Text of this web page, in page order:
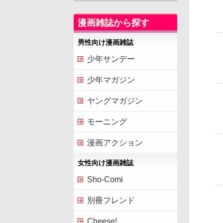
漫画雑誌から探す
男性向け漫画雑誌
少年サンデー
少年マガジン
ヤングマガジン
モーニング
漫画アクション
女性向け漫画雑誌
Sho-Comi
別冊フレンド